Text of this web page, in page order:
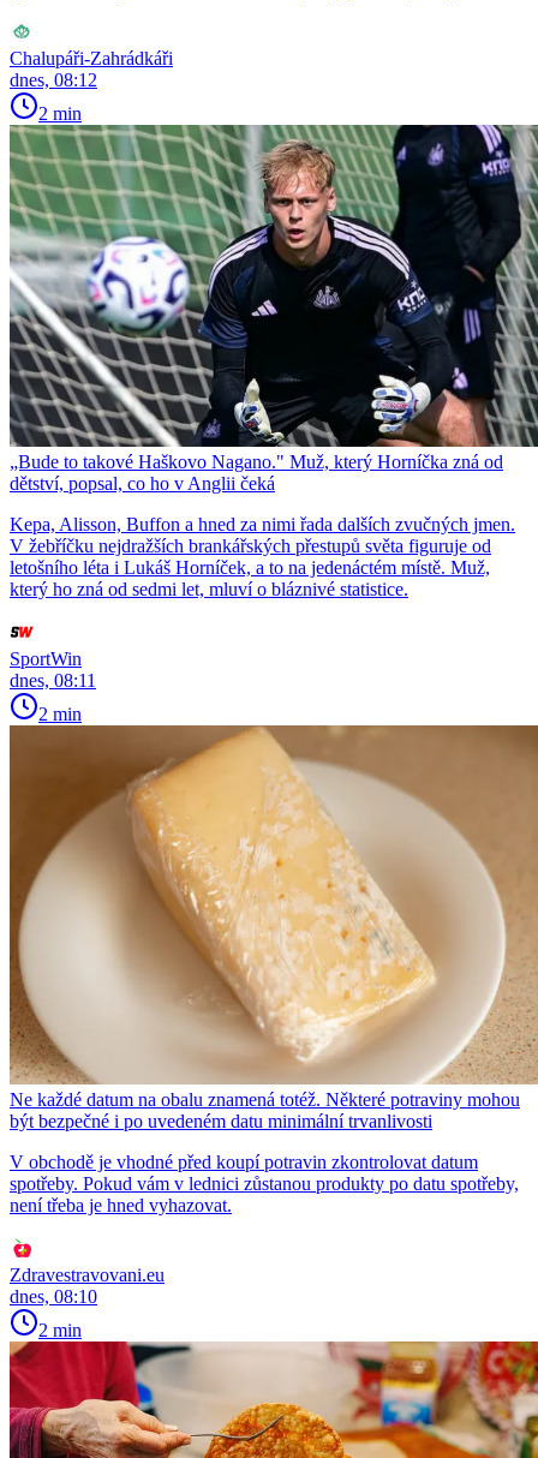
Chalupáři-Zahrádkáři
dnes, 08:12
2 min
„Bude to takové Haškovo Nagano." Muž, který Horníčka zná od
dětství, popsal, co ho v Anglii čeká
Kepa, Alisson, Buffon a hned za nimi řada dalších zvučných jmen.
V žebříčku nejdražších brankářských přestupů světa figuruje od
letošního léta i Lukáš Horníček, a to na jedenáctém místě. Muž,
který ho zná od sedmi let, mluví o bláznivé statistice.
SportWin
dnes, 08:11
2 min
Ne každé datum na obalu znamená totéž. Některé potraviny mohou
být bezpečné i po uvedeném datu minimální trvanlivosti
V obchodě je vhodné před koupí potravin zkontrolovat datum
spotřeby. Pokud vám v lednici zůstanou produkty po datu spotřeby,
není třeba je hned vyhazovat.
Zdravestravovani.eu
dnes, 08:10
2 min